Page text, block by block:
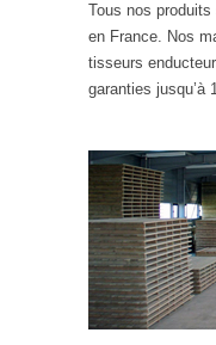
Tous nos
en France. Nos
tisseurs
garanties jusqu’à